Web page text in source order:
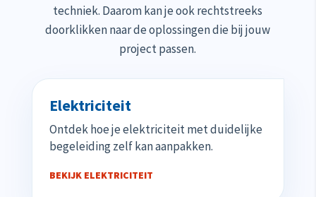
techniek. Daarom kan je ook rechtstreeks
doorklikken naar de oplossingen die bij jouw
project passen.
Elektriciteit
Ontdek hoe je elektriciteit met duidelijke
begeleiding zelf kan aanpakken.
BEKIJK ELEKTRICITEIT